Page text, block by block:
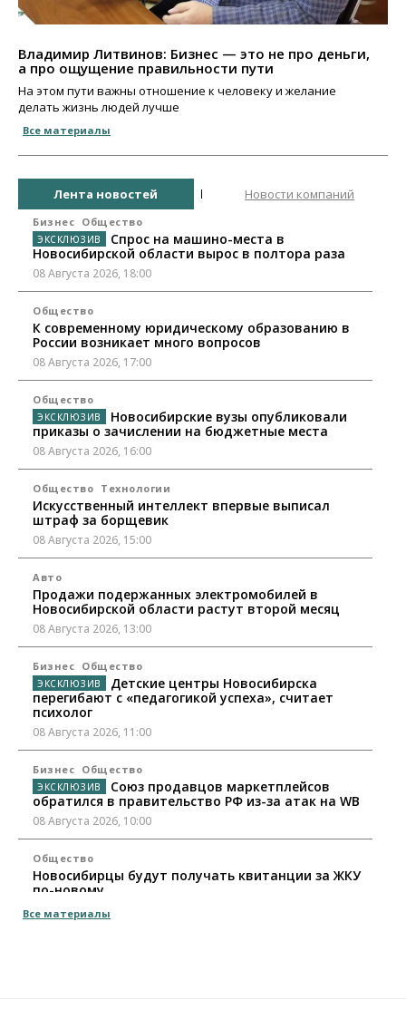
Владимир Литвинов: Бизнес — это не про деньги,
а про ощущение правильности пути
На этом пути важны отношение к человеку и желание
делать жизнь людей лучше
Все материалы
Лента новостей Новости компаний
Бизнес Общество
Спрос на машино-места в
Новосибирской области вырос в полтора раза
08 Августа 2026, 18:00
Общество
К современному юридическому образованию в
России возникает много вопросов
08 Августа 2026, 17:00
Общество
Новосибирские вузы опубликовали
приказы о зачислении на бюджетные места
08 Августа 2026, 16:00
Общество Технологии
Искусственный интеллект впервые выписал
штраф за борщевик
08 Августа 2026, 15:00
Авто
Продажи подержанных электромобилей в
Новосибирской области растут второй месяц
08 Августа 2026, 13:00
Бизнес Общество
Детские центры Новосибирска
перегибают с «педагогикой успеха», считает
психолог
08 Августа 2026, 11:00
Бизнес Общество
Союз продавцов маркетплейсов
обратился в правительство РФ из-за атак на WB
08 Августа 2026, 10:00
Общество
Новосибирцы будут получать квитанции за ЖКУ
по-новому
08 Августа 2026, 09:00
Все материалы